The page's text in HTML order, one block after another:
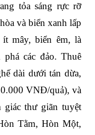
tỏa sáng rực rỡ
và biển xanh lấp
mây, biển êm, là
các đảo. Thuê
dài dưới tán dừa,
VNĐ/quả), và
giác thư giãn tuyệt
Tằm, Hòn Một,